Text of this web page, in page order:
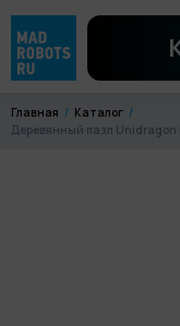
Главная
Каталог
Деревянный пазл Unidragon